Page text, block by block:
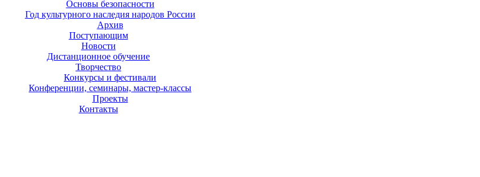
Основы безопасности
Год культурного наследия народов России
Архив
Поступающим
Новости
Дистанционное обучение
Творчество
Конкурсы и фестивали
Конференции, семинары, мастер-классы
Проекты
Контакты